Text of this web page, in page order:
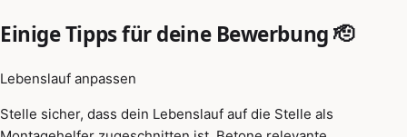
Einige Tipps für deine Bewerbung 🫡
Lebenslauf anpassen
Stelle sicher, dass dein Lebenslauf auf die Stelle als